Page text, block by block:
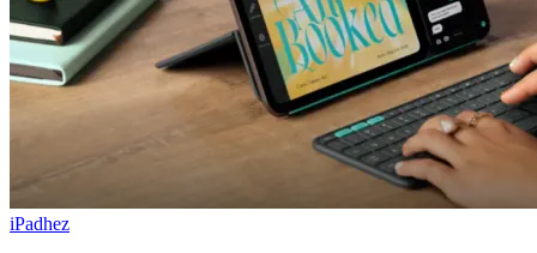
iPadhez